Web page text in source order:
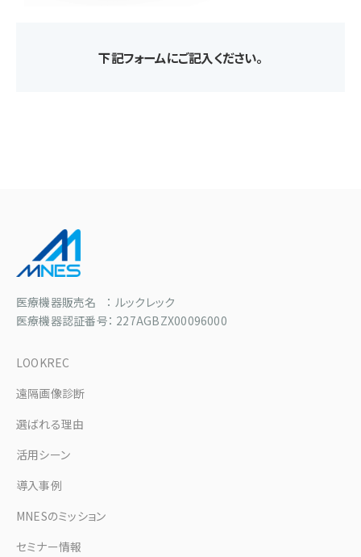
下記フォームにご記入ください。
医療機器販売名 ： ルックレック
医療機器認証番号： 227AGBZX00096000
LOOKREC
遠隔画像診断
選ばれる理由
活用シーン
導入事例
MNESのミッション
セミナー情報